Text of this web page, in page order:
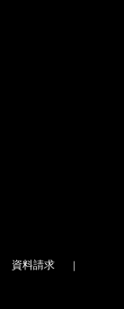
資料請求 ｜